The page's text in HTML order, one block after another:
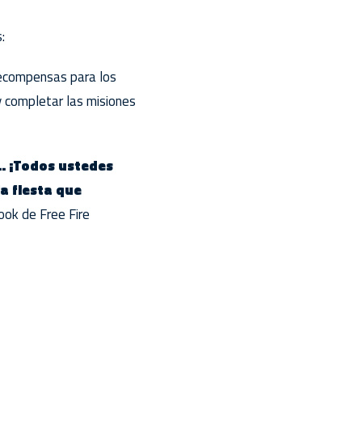
para los
las misiones
ustedes
fiesta que
de Free Fire